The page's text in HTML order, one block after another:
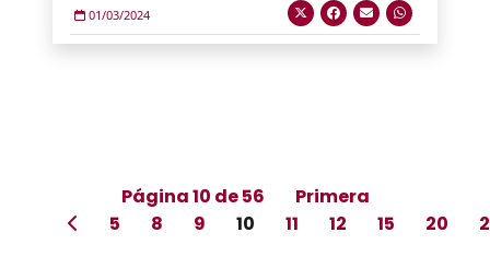
01/03/2024
Página 10 de 56
Primera
5
8 9 10 11 12 15 20